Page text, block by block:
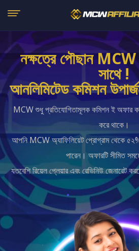
নক্ষত্রে পৌছান MCW
সাথে !
আনলিমিটেড কমিশন
MCW শুধু প্রতিযোগিতামূলক কমিশন ই অফার
করে থাকে।
আপনি MCW অ্যাফিলিয়েট প্রোগ্রাম থেকে
পারেন। অফারটি সীমিত
যতবেশি রিয়েল প্লেয়ার এবং রেভিনিউ জেনারেট